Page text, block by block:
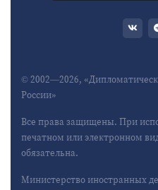
© 2002—2026,
России»
Все права защищены. При
печатном или электронном
обязательна.
Министерство иностранных